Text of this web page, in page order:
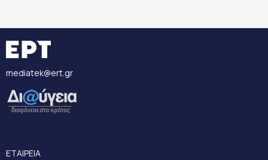
mediatek@ert.gr
ΕΤΑΙΡΕΙΑ